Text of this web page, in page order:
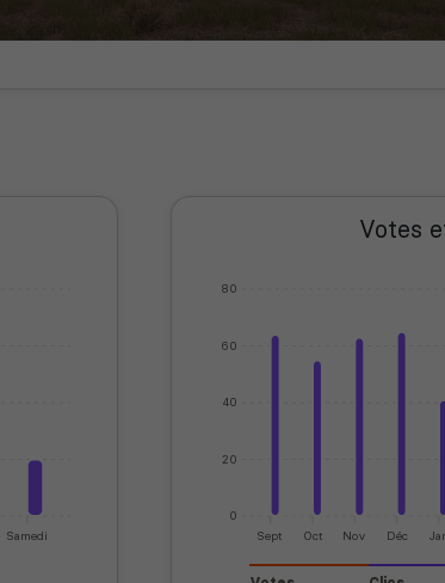
Samedi
Votes
0
20
40
60
80
Sept Oct Nov Déc